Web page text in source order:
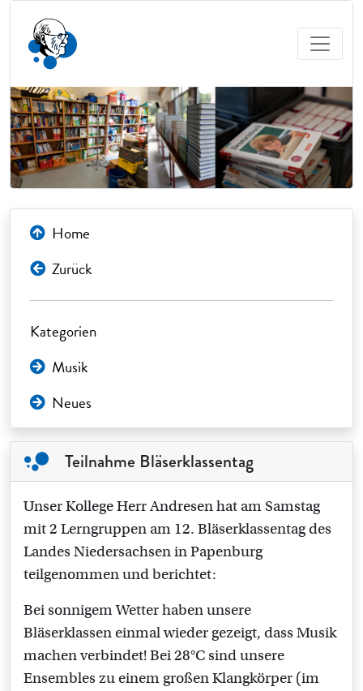
Home
Zurück
Kategorien
Musik
Neues
Teilnahme Bläserklassentag
Unser Kollege Herr Andresen hat am Samstag
mit 2 Lerngruppen am 12. Bläserklassentag des
Landes Niedersachsen in Papenburg
teilgenommen und berichtet:
Bei sonnigem Wetter haben unsere
Bläserklassen einmal wieder gezeigt, dass Musik
machen verbindet! Bei 28°C sind unsere
Ensembles zu einem großen Klangkörper (im